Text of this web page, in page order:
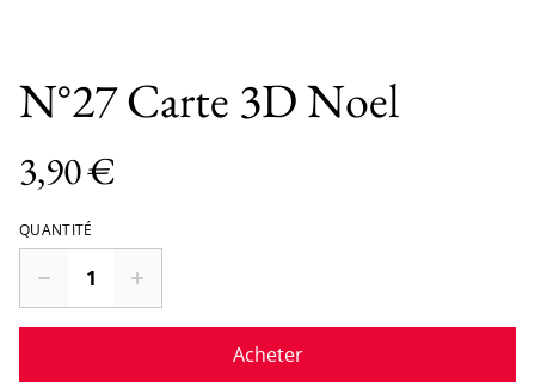
N°27 Carte 3D Noel
3,90 €
QUANTITÉ
Acheter